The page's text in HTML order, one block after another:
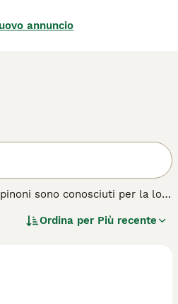
annuncio
sono conosciuti per la loro
quasi umano.
Ordina per Più recente